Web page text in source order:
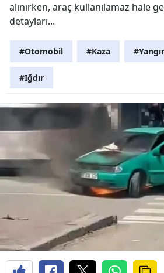
alınırken, araç kullanılamaz hale
detayları...
#Otomobil #Kaza
#Iğdır